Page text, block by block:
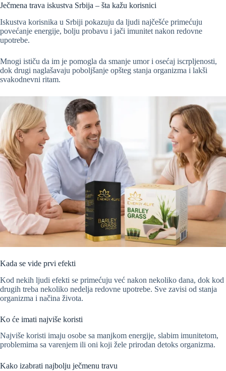
Ječmena trava iskustva Srbija – šta kažu korisnici
Iskustva korisnika u Srbiji pokazuju da ljudi najčešće primećuju
povećanje energije, bolju probavu i jači imunitet nakon redovne
upotrebe.
Mnogi ističu da im je pomogla da smanje umor i osećaj iscrpljenosti,
dok drugi naglašavaju poboljšanje opšteg stanja organizma i lakši
svakodnevni ritam.
Kada se vide prvi efekti
Kod nekih ljudi efekti se primećuju već nakon nekoliko dana, dok kod
drugih treba nekoliko nedelja redovne upotrebe. Sve zavisi od stanja
organizma i načina života.
Ko će imati najviše koristi
Najviše koristi imaju osobe sa manjkom energije, slabim imunitetom,
problemima sa varenjem ili oni koji žele prirodan detoks organizma.
Kako izabrati najbolju ječmenu travu